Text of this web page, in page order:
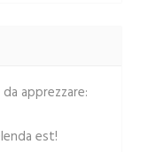
apprezzare:
est!